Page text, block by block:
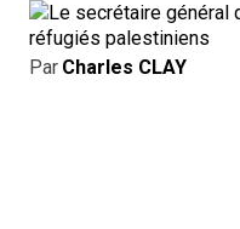
Par Charles CLAY